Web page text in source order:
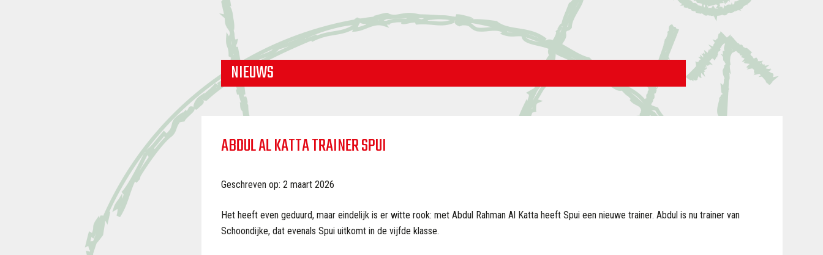
NIEUWS
ABDUL AL KATTA TRAINER SPUI
Geschreven op: 2 maart 2026
Het heeft even geduurd, maar eindelijk is er witte rook: met Abdul Rahman Al Katta heeft Spui een nieuwe trainer. Abdul is nu trainer van
Schoondijke, dat evenals Spui uitkomt in de vijfde klasse.